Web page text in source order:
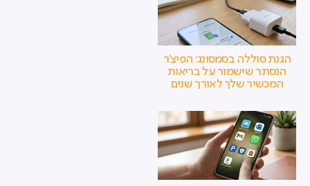
הגנת סוללה בסמסונג: הפיצ'ר
הנסתר שישמור על בריאות
המכשיר שלך לאורך שנים